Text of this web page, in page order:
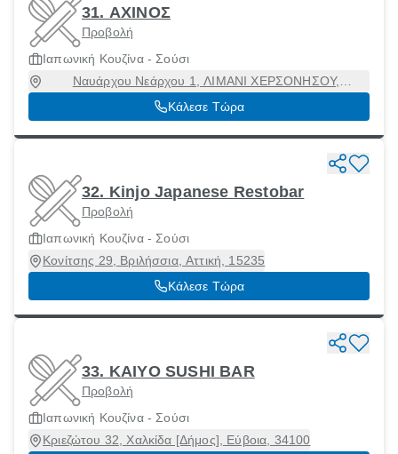
31. ΑΧΙΝΟΣ
Προβολή
Ιαπωνική Κουζίνα - Σούσι
Ναυάρχου Νεάρχου 1, ΛΙΜΑΝΙ ΧΕΡΣΟΝΗΣΟΥ,
Χερσόνησος, Ηράκλειο, 70014
Κάλεσε Τώρα
32. Kinjo Japanese Restobar
Προβολή
Ιαπωνική Κουζίνα - Σούσι
Κονίτσης 29, Βριλήσσια, Αττική, 15235
Κάλεσε Τώρα
33. KAIYO SUSHI BAR
Προβολή
Ιαπωνική Κουζίνα - Σούσι
Κριεζώτου 32, Χαλκίδα [Δήμος], Εύβοια, 34100